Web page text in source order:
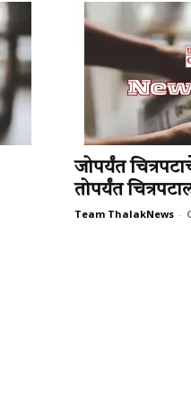
जोपर्यंत
तोपर्यंत
Team ThalakNews -